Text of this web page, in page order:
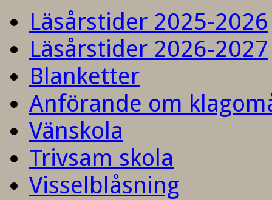
Läsårstider 2025-2026
Läsårstider 2026-2027
Blanketter
Anförande om
Vänskola
Trivsam skola
Visselblåsning